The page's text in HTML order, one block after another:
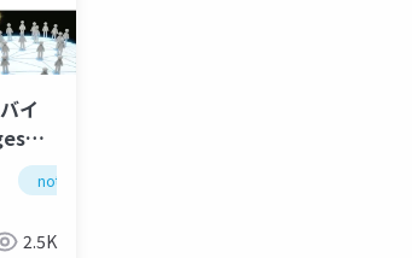
イ
連
notes
2.5K